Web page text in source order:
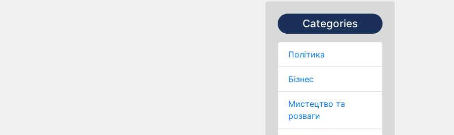
Categories
Політика
Бізнес
Мистецтво та
розваги